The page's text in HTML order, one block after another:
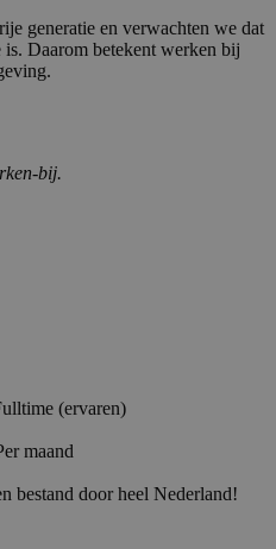
generatie en verwachten we dat
is. Daarom betekent werken bij
bij.
(ervaren)
maand
bestand door heel Nederland!